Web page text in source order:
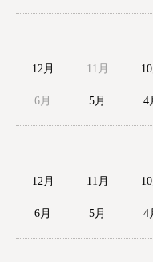
12月 11月
6月 5月 4
12月 11月
6月 5月 4